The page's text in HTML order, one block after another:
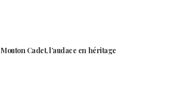
Mouton Cadet, l’audace en héritage